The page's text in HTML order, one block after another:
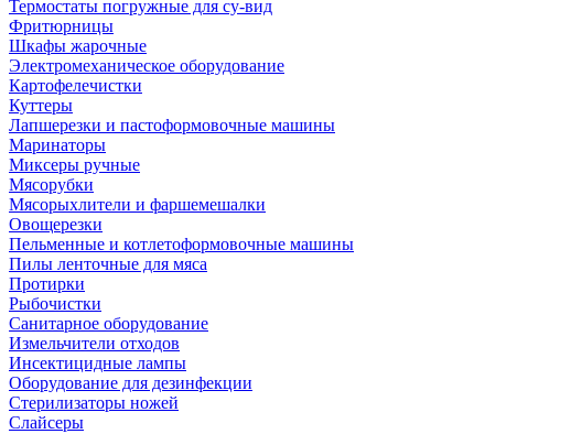
Термостаты погружные для су-вид
Фритюрницы
Шкафы жарочные
Электромеханическое оборудование
Картофелечистки
Куттеры
Лапшерезки и пастоформовочные машины
Маринаторы
Миксеры ручные
Мясорубки
Мясорыхлители и фаршемешалки
Овощерезки
Пельменные и котлетоформовочные машины
Пилы ленточные для мяса
Протирки
Рыбочистки
Санитарное оборудование
Измельчители отходов
Инсектицидные лампы
Оборудование для дезинфекции
Стерилизаторы ножей
Слайсеры